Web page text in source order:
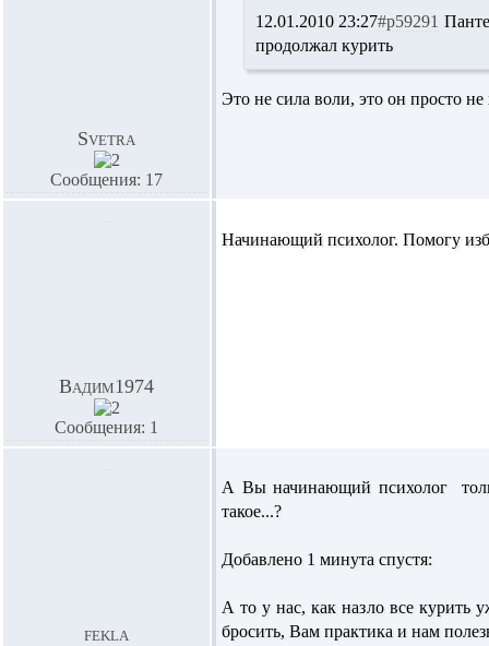
Svetra
Сообщения: 17
12.01.2010 23:27#p59291
продолжал курить
Это не сила воли, это он просто не
Вадим1974
Сообщения: 1
Начинающий психолог. Помогу
fekla
А Вы начинающий психолог
такое...?
Добавлено 1 минута спустя:
А то у нас, как назло все курить
бросить, Вам практика и нам